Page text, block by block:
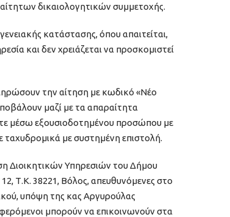
δικαιολογητικών συμμετοχής.
κατάστασης, όπου απαιτείται,
και δεν χρειάζεται να προσκομιστεί
την αίτηση με κωδικό «Νέο
μαζί με τα απαραίτητα
μέσω εξουσιοδοτημένου προσώπου με
με συστημένη επιστολή.
Διοικητικών Υπηρεσιών του Δήμου
Τ.Κ. 38221, Βόλος, απευθυνόμενες στο
υπόψη της κας Αργυρούλας
μπορούν να επικοινωνούν στα